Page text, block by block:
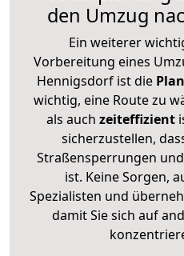
den Umzug
Ein weiterer
Vorbereitung eines
Hennigsdorf ist die
wichtig, eine Route zu
als auch zeiteffizient
sicherzustellen,
Straßensperrungen
ist. Keine Sorgen,
Spezialisten und
damit Sie sich auf